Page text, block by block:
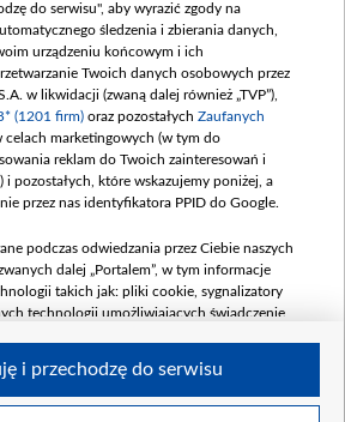
100 mln, październik 350
265 mln)
48 862 000,00 PLN
umowy: GRUDZIEŃ 2025
60,548 mln)
900 000 000,00 PLN
umowy: LUTY 2026 (wpłata
mln, 7 maja 180 mln, 8
mln)
250 000 000,00 PLN
mln
do serwisu", aby wyrazić zgody na
śledzenia i zbierania danych,
urządzeniu końcowym i ich
Twoich danych osobowych przez
w likwidacji (zwaną dalej również „TVP”),
(1201 firm) oraz pozostałych Zaufanych
celach marketingowych (w tym do
reklam do Twoich zainteresowań i
i pozostałych, które wskazujemy poniżej, a
przez nas identyfikatora PPID do Google.
podczas odwiedzania przez Ciebie naszych
dalej „Portalem”, w tym informacje
takich jak: pliki cookie, sygnalizatory
technologii umożliwiających świadczenie
i przechodzę do serwisu